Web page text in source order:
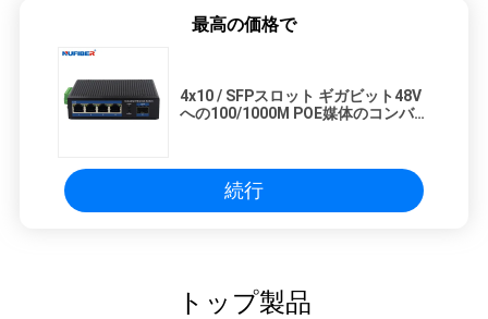
最高の価格で
4x10 / SFPスロット ギガビット48V
への100/1000M POE媒体のコンバー
続行
トップ製品